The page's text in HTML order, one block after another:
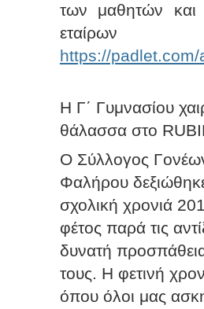
των μαθητών και
https://
Η Γ΄ Γυμνασίου
θάλασσα στο
Ο Σύλλογος
Φαλήρου
σχολική χρονιά
φέτος παρά τις
δυνατή
τους. Η φετινή
όπου όλοι μας